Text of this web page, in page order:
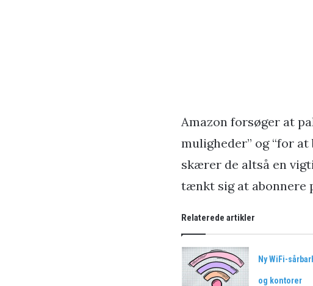
Amazon forsøger at
muligheder” og “for
skærer de altså en
tænkt sig at abonnere
Relaterede artikler
Ny WiFi-
og kontorer